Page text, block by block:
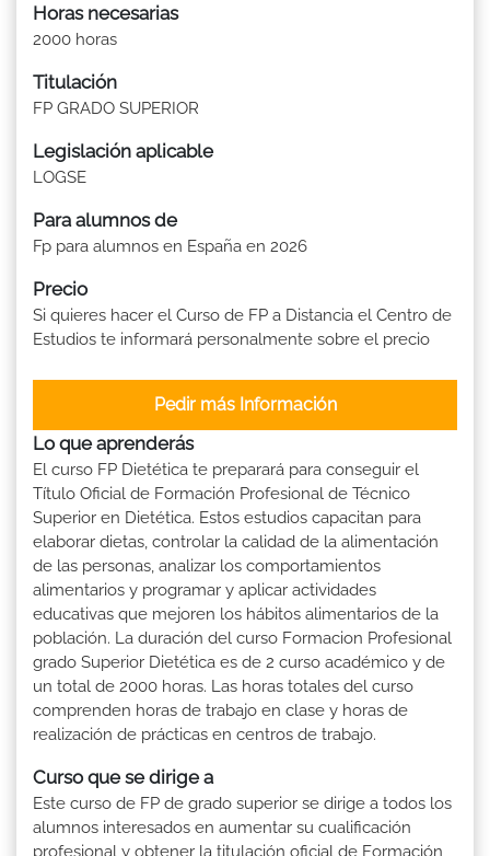
Horas necesarias
2000 horas
Titulación
FP GRADO SUPERIOR
Legislación aplicable
LOGSE
Para alumnos de
Fp para alumnos en España en 2026
Precio
Si quieres hacer el Curso de FP a Distancia el Centro de
Estudios te informará personalmente sobre el precio
Pedir más Información
Lo que aprenderás
El curso FP Dietética te preparará para conseguir el
Título Oficial de Formación Profesional de Técnico
Superior en Dietética. Estos estudios capacitan para
elaborar dietas, controlar la calidad de la alimentación
de las personas, analizar los comportamientos
alimentarios y programar y aplicar actividades
educativas que mejoren los hábitos alimentarios de la
población. La duración del curso Formacion Profesional
grado Superior Dietética es de 2 curso académico y de
un total de 2000 horas. Las horas totales del curso
comprenden horas de trabajo en clase y horas de
realización de prácticas en centros de trabajo.
Curso que se dirige a
Este curso de FP de grado superior se dirige a todos los
alumnos interesados en aumentar su cualificación
profesional y obtener la titulación oficial de Formación